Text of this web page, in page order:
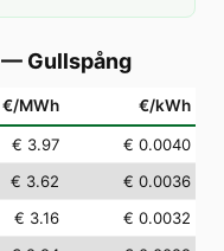
— Gullspång
€/MWh €/kWh
€ 3.97
€ 0.0040
€ 3.62
€ 0.0036
€ 3.16
€ 0.0032